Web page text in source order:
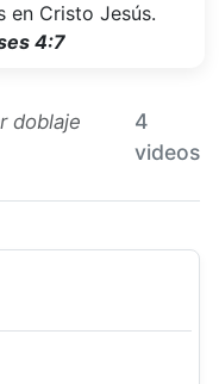
en Cristo Jesús.
4:7
doblaje
4
videos